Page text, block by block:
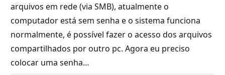
arquivos em rede (via SMB), atualmente o
computador está sem senha e o sistema funciona
normalmente, é possível fazer o acesso dos arquivos
compartilhados por outro pc. Agora eu preciso
colocar uma senha…